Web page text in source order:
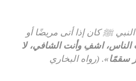
ﷺ كان إذا أتى مريضًا أو
اشفِ وأنت الشافي، لا
سقمًا». (رواه البخاري